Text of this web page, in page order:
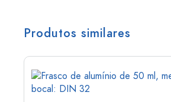
Produtos similares